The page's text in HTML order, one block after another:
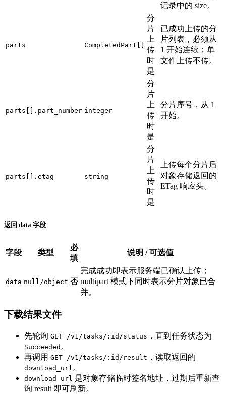
记录中的 size。
parts CompletedPart[]
分
片
上
传
时
是
已成功上传的分
片列表，必须从
1 开始连续；单
文件上传不传。
parts[].part_number integer
分
片
上
传
时
是
分片序号，从 1
开始。
parts[].etag string
分
片
上
传
时
是
上传每个分片后
对象存储返回的
ETag 响应头。
返回 data 字段
字段 类型
必
填
说明 / 可选值
data null/object 否
完成成功即表示服务端已确认上传；
multipart 模式下同时表示分片对象已合
并。
下载结果文件
先轮询 GET /v1/tasks/:id/status ，直到任务状态为
Succeeded 。
再调用 GET /v1/tasks/:id/result ，读取返回的
download_url 。
download_url 是对象存储临时签名地址，过期后重新查
询 result 即可刷新。